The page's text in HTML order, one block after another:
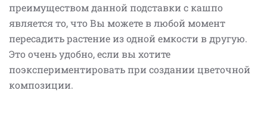
преимуществом данной подставки с кашпо
является то, что Вы можете в любой момент
пересадить растение из одной емкости в другую.
Это очень удобно, если вы хотите
поэкспериментировать при создании цветочной
композиции.